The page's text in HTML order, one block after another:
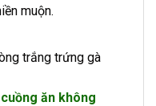
muộn.
trắng trứng gà
ăn không